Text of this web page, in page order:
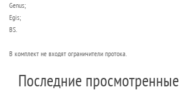
Genus;
Egis;
BS.
В комплект не входят ограничители протока.
Последние просмотренные